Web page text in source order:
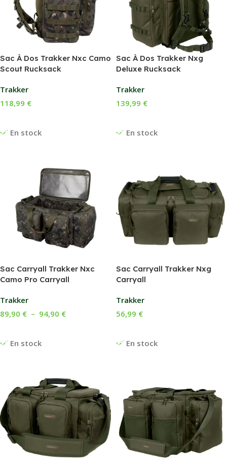
Sac À Dos Trakker Nxc Camo
Scout Rucksack
Trakker
En stock
118,99 €
Sac À Dos Trakker Nxg
Deluxe Rucksack
Trakker
En stock
139,99 €
Sac Carryall Trakker Nxc
Camo Pro Carryall
Trakker
En stock
89,90 € – 94,90 €
Sac Carryall Trakker Nxg
Carryall
Trakker
En stock
56,99 €